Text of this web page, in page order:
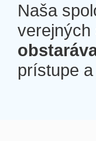
Naša
prístupe